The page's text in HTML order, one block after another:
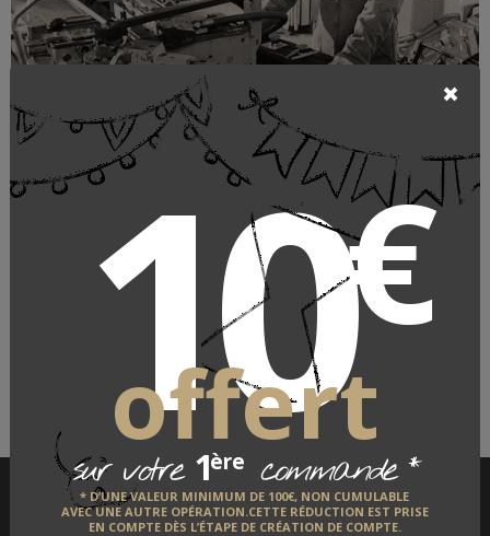
10€
offert
sur votre 1ère commande*
* D’UNE VALEUR MINIMUM DE 100€, NON CUMULABLE
AVEC UNE AUTRE OPÉRATION.CETTE RÉDUCTION EST PRISE
EN COMPTE DÈS L’ÉTAPE DE CRÉATION DE COMPTE.
Chariots à provisions Andersen
ANDERSEN
LE FABRICANT
DÉCOUVRIR